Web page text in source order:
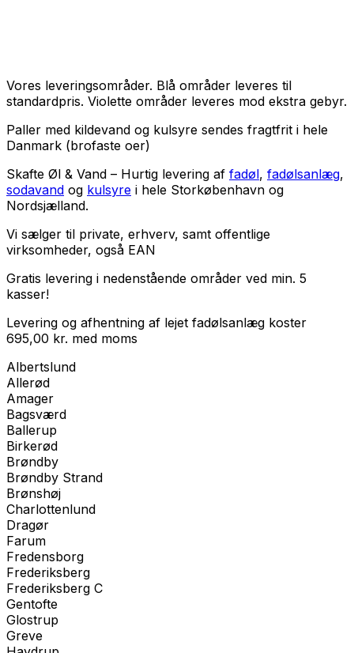
Vores leveringsområder. Blå områder leveres til
standardpris. Violette områder leveres mod ekstra gebyr.
Paller med kildevand og kulsyre sendes fragtfrit i hele
Danmark (brofaste oer)
Skafte Øl & Vand – Hurtig levering af fadøl, fadølsanlæg,
sodavand og kulsyre i hele Storkøbenhavn og
Nordsjælland.
Vi sælger til private, erhverv, samt offentlige
virksomheder, også EAN
Gratis levering i nedenstående områder ved min. 5
kasser!
Levering og afhentning af lejet fadølsanlæg koster
695,00 kr. med moms
Albertslund
Allerød
Amager
Bagsværd
Ballerup
Birkerød
Brøndby
Brøndby Strand
Brønshøj
Charlottenlund
Dragør
Farum
Fredensborg
Frederiksberg
Frederiksberg C
Gentofte
Glostrup
Greve